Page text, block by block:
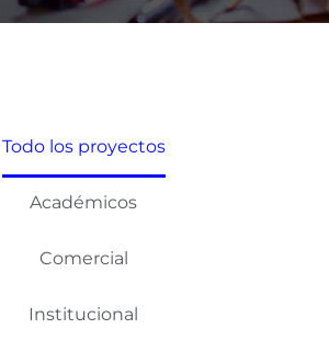
Todo los proyectos
Académicos
Comercial
Institucional